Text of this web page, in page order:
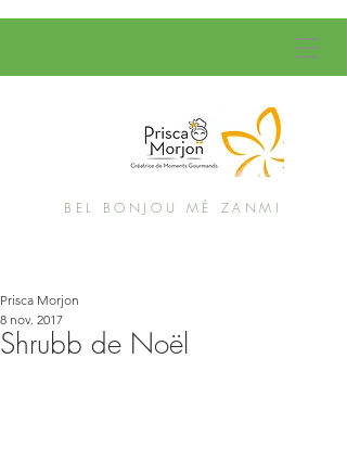
BEL BONJOU MÉ ZANMI
Shrubb de Noël
Prisca Morjon
8 nov. 2017